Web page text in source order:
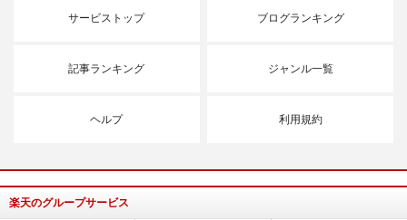
サービストップ ブログランキング
記事ランキング ジャンル一覧
ヘルプ 利用規約
楽天のグループサービス